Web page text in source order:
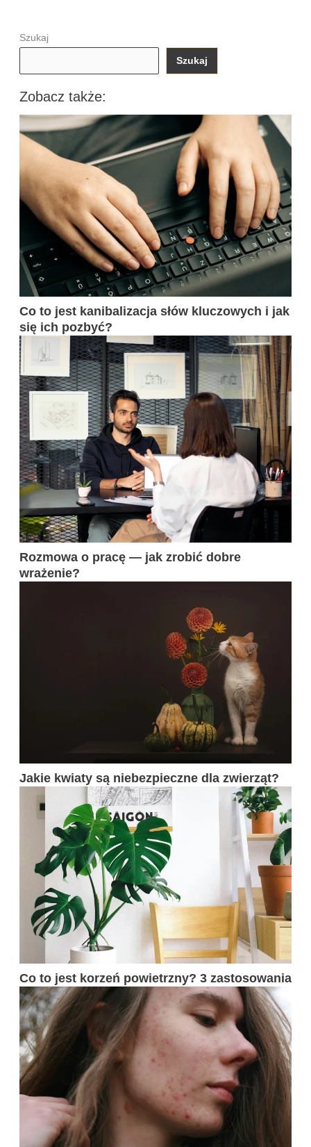
Szukaj
Szukaj
Zobacz także:
Co to jest kanibalizacja słów kluczowych i jak
się ich pozbyć?
Rozmowa o pracę — jak zrobić dobre
wrażenie?
Jakie kwiaty są niebezpieczne dla zwierząt?
Co to jest korzeń powietrzny? 3 zastosowania